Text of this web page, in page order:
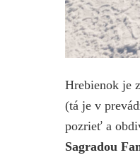
Hrebienok je
(tá je v
pozrieť a
Sagradou